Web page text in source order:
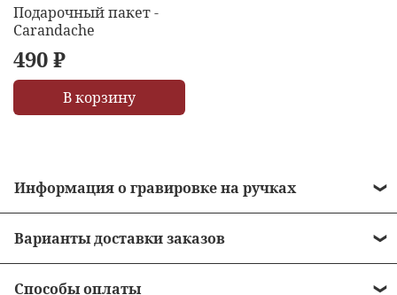
Подарочный пакет -
Carandache
490 ₽
В корзину
Информация о гравировке на ручках
• Бесплатная гравировка на ручках от 10 000
рублей.
Варианты доставки заказов
Способы оплаты